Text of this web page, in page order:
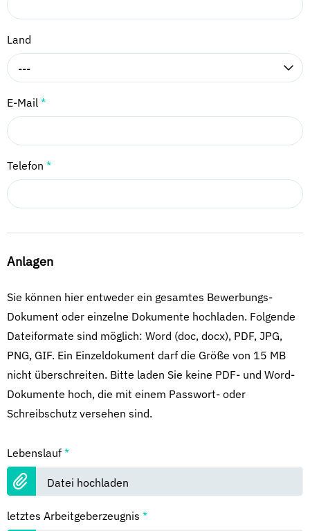
Land
---
E-Mail *
Telefon *
Anlagen
Sie können hier entweder ein gesamtes Bewerbungs-
Dokument oder einzelne Dokumente hochladen. Folgende
Dateiformate sind möglich: Word (doc, docx), PDF, JPG,
PNG, GIF. Ein Einzeldokument darf die Größe von 15 MB
nicht überschreiten. Bitte laden Sie keine PDF- und Word-
Dokumente hoch, die mit einem Passwort- oder
Schreibschutz versehen sind.
Lebenslauf *
Datei hochladen
letztes Arbeitgeberzeugnis *